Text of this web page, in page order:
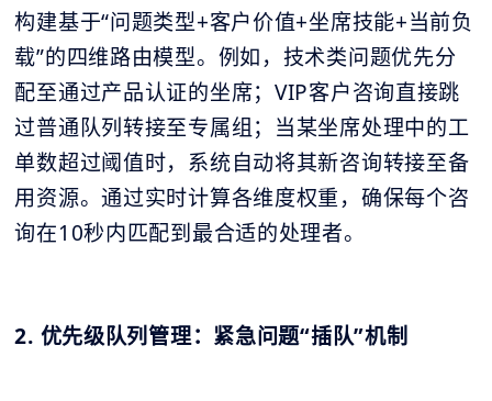
构建基于“问题类型+客户价值+坐席技能+当前负
载”的四维路由模型。例如，技术类问题优先分
配至通过产品认证的坐席；VIP客户咨询直接跳
过普通队列转接至专属组；当某坐席处理中的工
单数超过阈值时，系统自动将其新咨询转接至备
用资源。通过实时计算各维度权重，确保每个咨
询在10秒内匹配到最合适的处理者。
2. 优先级队列管理：紧急问题“插队”机制